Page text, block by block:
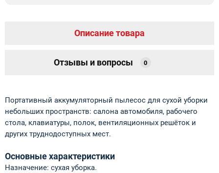
Описание товара
Отзывы и вопросы 0
Портативный аккумуляторный пылесос для сухой уборки
небольших пространств: салона автомобиля, рабочего
стола, клавиатуры, полок, вентиляционных решёток и
других труднодоступных мест.
Основные характеристики
Назначение: сухая уборка.